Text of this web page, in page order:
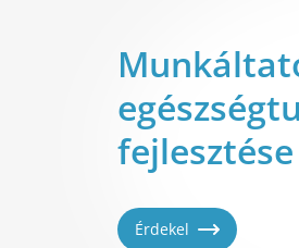
Felelős
Minősítés
Érdekel